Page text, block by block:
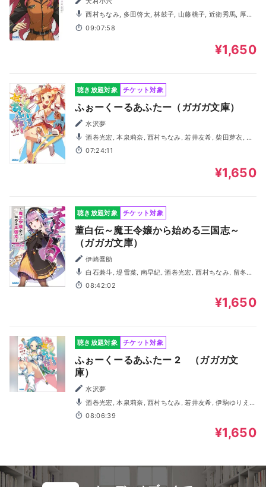
西村ちなみ, 多田啓太, 林鼓子, 山藤桃子, 近衛秀馬, 厚木
那奈美, 森嶋優花, 折原秋良
09:07:58
¥1,650
聴き放題対象 チケット対象
ふぉーくーるあふたー（ガガガ文庫）
水沢夢
酒巻光宏, 本泉莉奈, 西村ちなみ, 若井友希, 柴田芽衣, 山
北早紀, 岡野友佑
07:24:11
¥1,650
聴き放題対象 チケット対象
董白伝～魔王令嬢から始める三国志～
（ガガガ文庫）
伊崎喬助
白石兼斗, 堤雪菜, 南早紀, 酒巻光宏, 西村ちなみ, 留冬藍
名, 神尾晋一郎, 陣谷遥, 千先広大
08:42:02
¥1,650
聴き放題対象 チケット対象
ふぉーくーるあふたー 2 （ガガガ文
庫）
水沢夢
酒巻光宏, 本泉莉奈, 西村ちなみ, 若井友希, 伊駒ゆりえ,
阿保まりあ, 山北早紀, 岡野友佑
08:06:39
¥1,650